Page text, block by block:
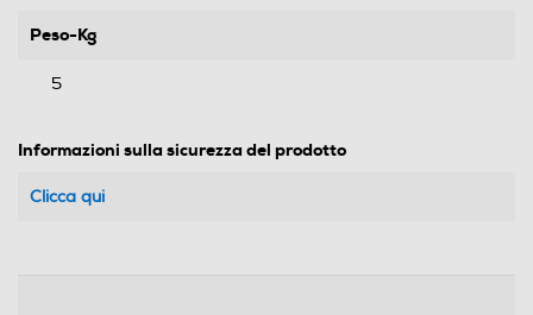
Peso-Kg
5
Informazioni sulla sicurezza del prodotto
Clicca qui